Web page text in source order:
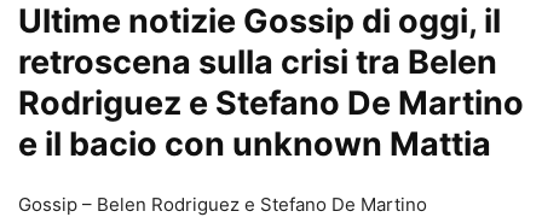
Ultime notizie Gossip di oggi, il
retroscena sulla crisi tra Belen
Rodriguez e Stefano De Martino
e il bacio con unknown Mattia
Gossip – Belen Rodriguez e Stefano De Martino